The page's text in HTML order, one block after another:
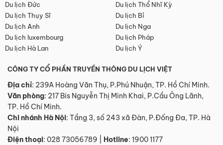
Du lịch Đức
Du lịch Thổ Nhĩ Kỳ
Du lịch Thụy Sĩ
Du lịch Bỉ
Du lịch Anh
Du lịch Nga
Du lịch luxembourg
Du lịch Pháp
Du lịch Hà Lan
Du lịch Ý
CÔNG TY CỔ PHẦN TRUYỀN THÔNG DU LỊCH VIỆT
Địa chỉ: 239A Hoàng Văn Thụ, P.Phú Nhuận, TP. Hồ Chí Minh.
Văn phòng: 217 Bis Nguyễn Thị Minh Khai, P.Cầu Ông Lãnh,
TP. Hồ Chí Minh.
Chi nhánh Hà Nội: Tầng 3, số 243 xã Đàn, P.Đống Đa, TP. Hà
Nội
Điện thoại: 028 73056789 Hotline: 1900 1177